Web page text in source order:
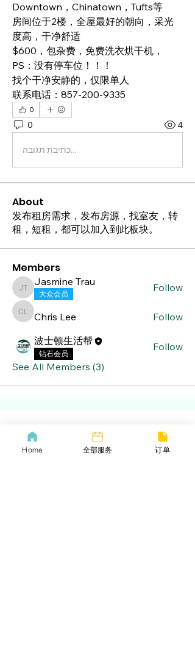
Downtown，Chinatown，Tufts等
房间位于2楼，全屋最好的朝向，采光
度高，干净舒适
$600，包杂费，免费洗衣烘干机，
PS：没有停车位！！！
找个干净安静的，仅限单人
联系电话：857-200-9335
0
0 4
כתיבת תגובה...
About
发布租房需求，发布房源，找室友，转
租，短租，都可以加入到此板块。
Members
Jasmine Trau
Jasmine Trau
大众会员
Follow
Chris Lee
Chris Lee
Follow
波士顿生活帮
钻石会员
Follow
See All Members (3)
lifebang
波士顿同城服务
Home 全部服务 订单